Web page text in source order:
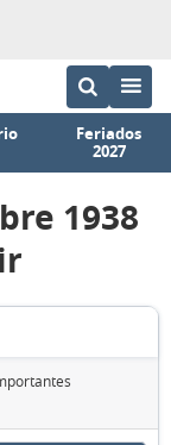
Feriados
2027
1938